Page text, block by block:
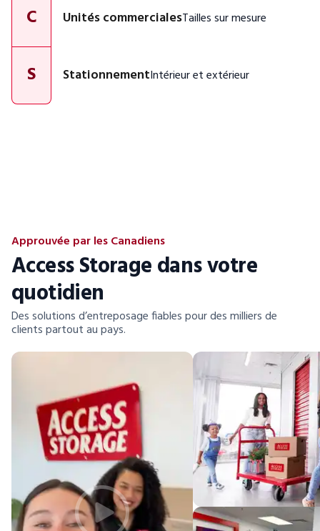
C Unités commercialesTailles sur mesure
S StationnementIntérieur et extérieur
Approuvée par les Canadiens
Access Storage dans votre
quotidien
Des solutions d’entreposage fiables pour des milliers de
clients partout au pays.